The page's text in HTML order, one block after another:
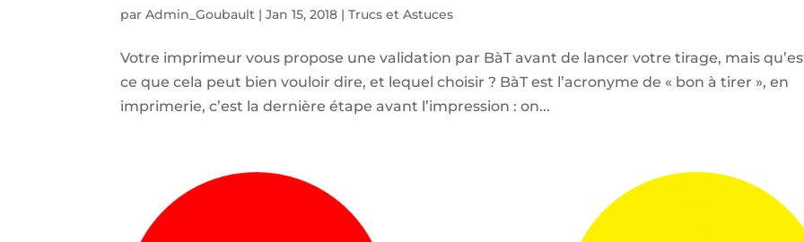
parAdmin_Goubault |Jan 15, 2018 |Trucs et Astuces
Votre imprimeur vous propose une validation par BàT avant de lancer votre tirage, mais
ce que cela peut bien vouloir dire, et lequel choisir ? BàT est l’acronyme de « bon à tirer », en
imprimerie, c’est la dernière étape avant l’impression : on...